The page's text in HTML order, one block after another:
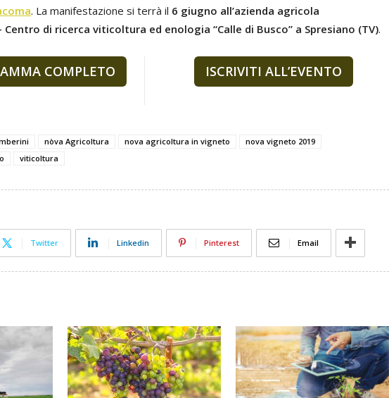
. La manifestazione si terrà il 6 giugno all’azienda agricola
Centro di ricerca viticoltura ed enologia “Calle di Busco” a Spresiano (TV).
COMPLETO ISCRIVITI ALL’EVENTO
nòva Agricoltura nova agricoltura in vigneto
nova vigneto 2019
viticoltura
Twitter Linkedin Pinterest Email